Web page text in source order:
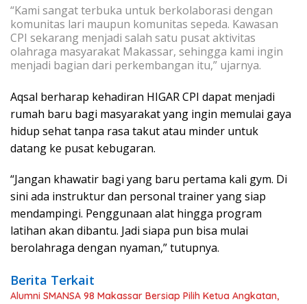
“Kami sangat terbuka untuk berkolaborasi dengan
komunitas lari maupun komunitas sepeda. Kawasan
CPI sekarang menjadi salah satu pusat aktivitas
olahraga masyarakat Makassar, sehingga kami ingin
menjadi bagian dari perkembangan itu,” ujarnya.
Aqsal berharap kehadiran HIGAR CPI dapat menjadi
rumah baru bagi masyarakat yang ingin memulai gaya
hidup sehat tanpa rasa takut atau minder untuk
datang ke pusat kebugaran.
“Jangan khawatir bagi yang baru pertama kali gym. Di
sini ada instruktur dan personal trainer yang siap
mendampingi. Penggunaan alat hingga program
latihan akan dibantu. Jadi siapa pun bisa mulai
berolahraga dengan nyaman,” tutupnya.
Berita Terkait
Alumni SMANSA 98 Makassar Bersiap Pilih Ketua Angkatan,